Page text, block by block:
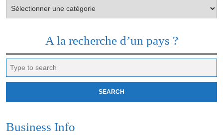
envie
A la recherche d’un pays ?
for:
Business Info